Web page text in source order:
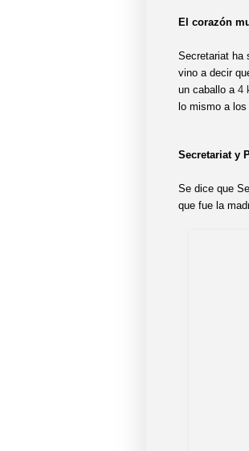
El corazón
Secretariat ha
vino a decir
un caballo a 4
lo mismo a los
Secretariat y
Se dice que
que fue la